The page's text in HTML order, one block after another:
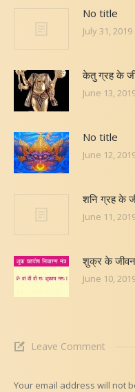
No title
July 31, 2019
केतु ग्रह के
June 13,
No title
June 12,
शनि ग्रह के
June 11,
शुक्र के जीवन
June 10,
Leave Comment
Your email address will not